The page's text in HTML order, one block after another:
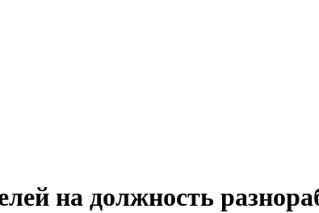
на должность